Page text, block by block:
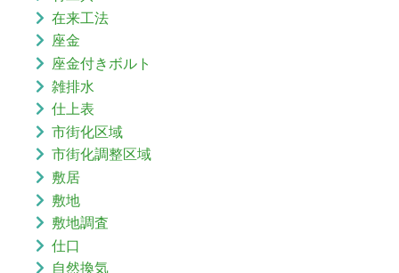
在来工法
座金
座金付きボルト
雑排水
仕上表
市街化区域
市街化調整区域
敷居
敷地
敷地調査
仕口
自然換気